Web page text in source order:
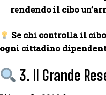
rendendo il cibo
Se chi controlla il
ogni cittadino
3. Il Grande